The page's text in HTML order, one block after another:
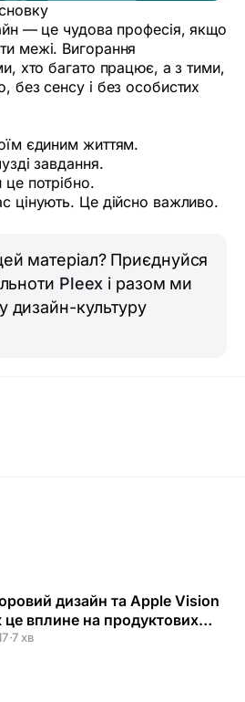
— це чудова професія, якщо
межі. Вигорання
хто багато працює, а з тими,
без сенсу і без особистих
єдиним життям.
завдання.
це потрібно.
цінують. Це дійсно важливо.
матеріал? Приєднуйся
Pleex і разом ми
дизайн-культуру
дизайн та Apple Vision
це вплине на продуктових
·7 хв